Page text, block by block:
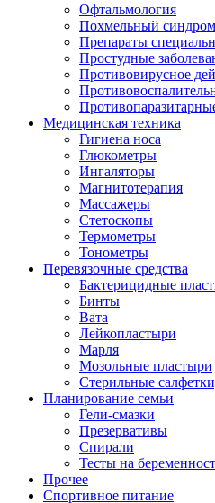
Офтальмология
Похмельный синдром
Препараты
Простудные
Противовирусное
Медицинская техника
Гигиена носа
Глюкометры
Ингаляторы
Магнитотерапия
Массажеры
Стетоскопы
Термометры
Тонометры
Перевязочные средства
Бактерицидные
Бинты
Вата
Лейкопластыри
Марля
Мозольные пластыри
Стерильные
Планирование семьи
Гели-смазки
Презервативы
Спирали
Тесты на
Прочее
Спортивное питание